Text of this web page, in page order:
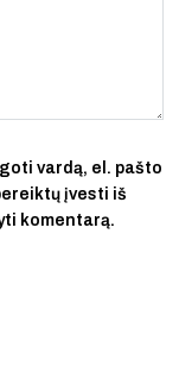
vardą, el. pašto
įvesti iš
komentarą.